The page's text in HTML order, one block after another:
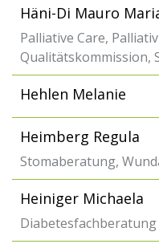
Häni-Di Mauro
Palliative Care,
Qualitätskommission,
Hehlen Melanie
Heimberg Regula
Stomaberatung,
Heiniger Michaela
Diabetesfachberatung